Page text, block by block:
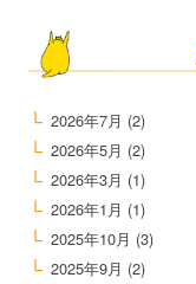
2026年7月 (2)
2026年5月 (2)
2026年3月 (1)
2026年1月 (1)
2025年10月 (3)
2025年9月 (2)